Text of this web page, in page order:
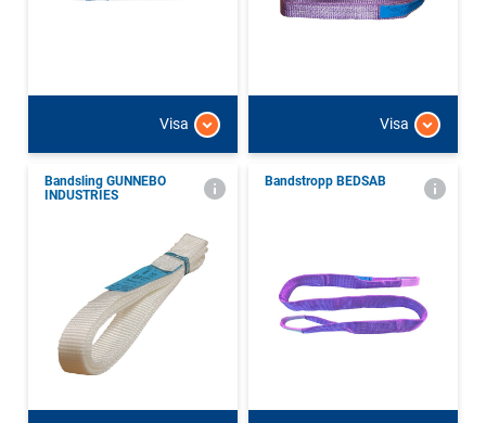
Visa Visa
Bandsling GUNNEBO
INDUSTRIES
Bandstropp BEDSAB